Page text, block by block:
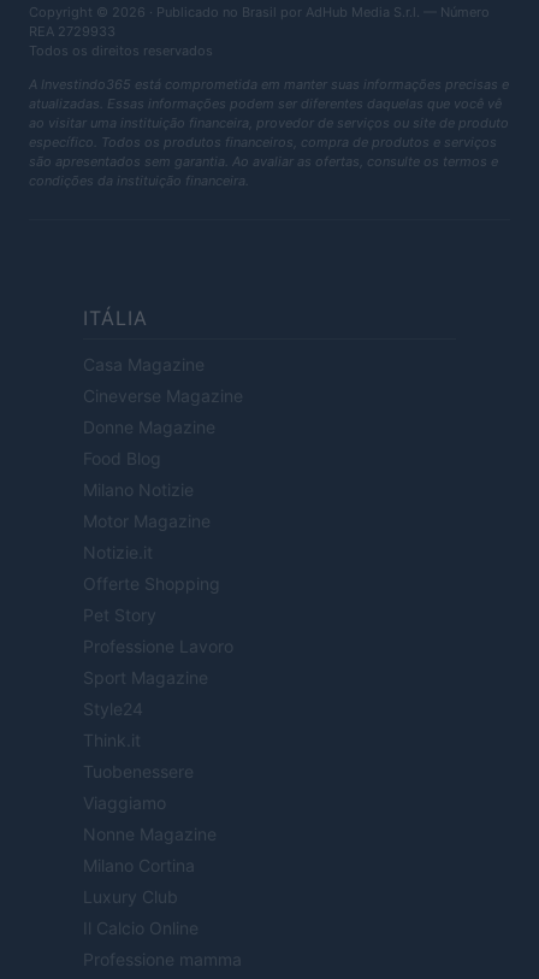
Copyright © 2026 · Publicado no Brasil por AdHub Media S.r.l. — Número
REA 2729933
Todos os direitos reservados
A Investindo365 está comprometida em manter suas informações precisas e
atualizadas. Essas informações podem ser diferentes daquelas que você vê
ao visitar uma instituição financeira, provedor de serviços ou site de produto
específico. Todos os produtos financeiros, compra de produtos e serviços
são apresentados sem garantia. Ao avaliar as ofertas, consulte os termos e
condições da instituição financeira.
ITÁLIA
Casa Magazine
Cineverse Magazine
Donne Magazine
Food Blog
Milano Notizie
Motor Magazine
Notizie.it
Offerte Shopping
Pet Story
Professione Lavoro
Sport Magazine
Style24
Think.it
Tuobenessere
Viaggiamo
Nonne Magazine
Milano Cortina
Luxury Club
Il Calcio Online
Professione mamma